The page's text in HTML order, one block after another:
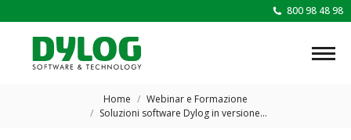
800 98 48 98
Home
Webinar e Formazione
Soluzioni software Dylog in versione…